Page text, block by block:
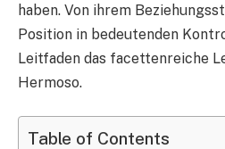
haben. Von ihrem
Position in bedeutenden
Leitfaden das facettenreiche
Hermoso.
Table of Contents